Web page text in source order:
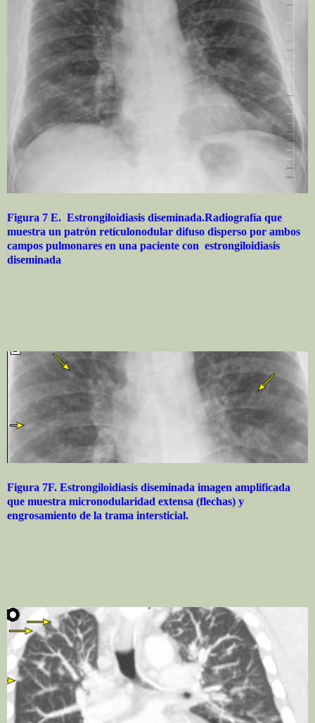
Figura 7 E. Estrongiloidiasis diseminada.Radiografía que
muestra un patrón retículonodular difuso disperso por ambos
campos pulmonares en una paciente con estrongiloidiasis
diseminada
Figura 7F. Estrongiloidiasis diseminada imagen amplificada
que muestra micronodularidad extensa (flechas) y
engrosamiento de la trama intersticial.